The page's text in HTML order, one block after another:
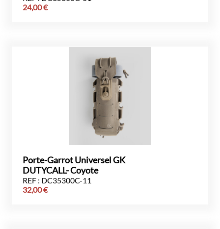
24,00€
Porte-Garrot Universel GK
DUTYCALL- Coyote
REF : DC35300C-11
32,00€